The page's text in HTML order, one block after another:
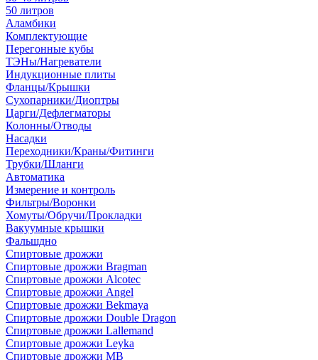
50 литров
Аламбики
Комплектующие
Перегонные кубы
ТЭНы/Нагреватели
Индукционные плиты
Фланцы/Крышки
Сухопарники/Диоптры
Царги/Дефлегматоры
Колонны/Отводы
Насадки
Переходники/Краны/Фитинги
Трубки/Шланги
Автоматика
Измерение и контроль
Фильтры/Воронки
Хомуты/Обручи/Прокладки
Вакуумные крышки
Фальшдно
Спиртовые дрожжи
Спиртовые дрожжи Bragman
Спиртовые дрожжи Alcotec
Спиртовые дрожжи Angel
Спиртовые дрожжи Bekmaya
Спиртовые дрожжи Double Dragon
Спиртовые дрожжи Lallemand
Спиртовые дрожжи Leyka
Спиртовые дрожжи MB